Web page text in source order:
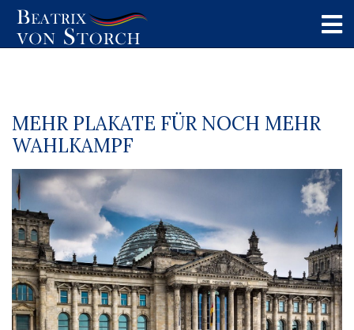
MEHR PLAKATE FÜR NOCH MEHR
WAHLKAMPF